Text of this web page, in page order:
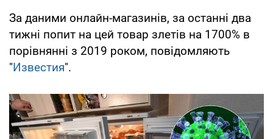
За даними онлайн-магазинів, за останні два
тижні попит на цей товар злетів на 1700% в
порівнянні з 2019 роком, повідомляють
"Известия".